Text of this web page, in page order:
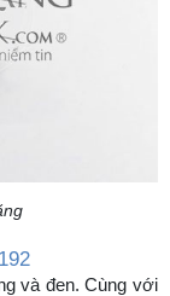
và đen. Cùng với